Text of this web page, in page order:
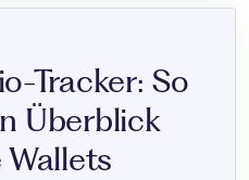
Tracker: So
Überblick